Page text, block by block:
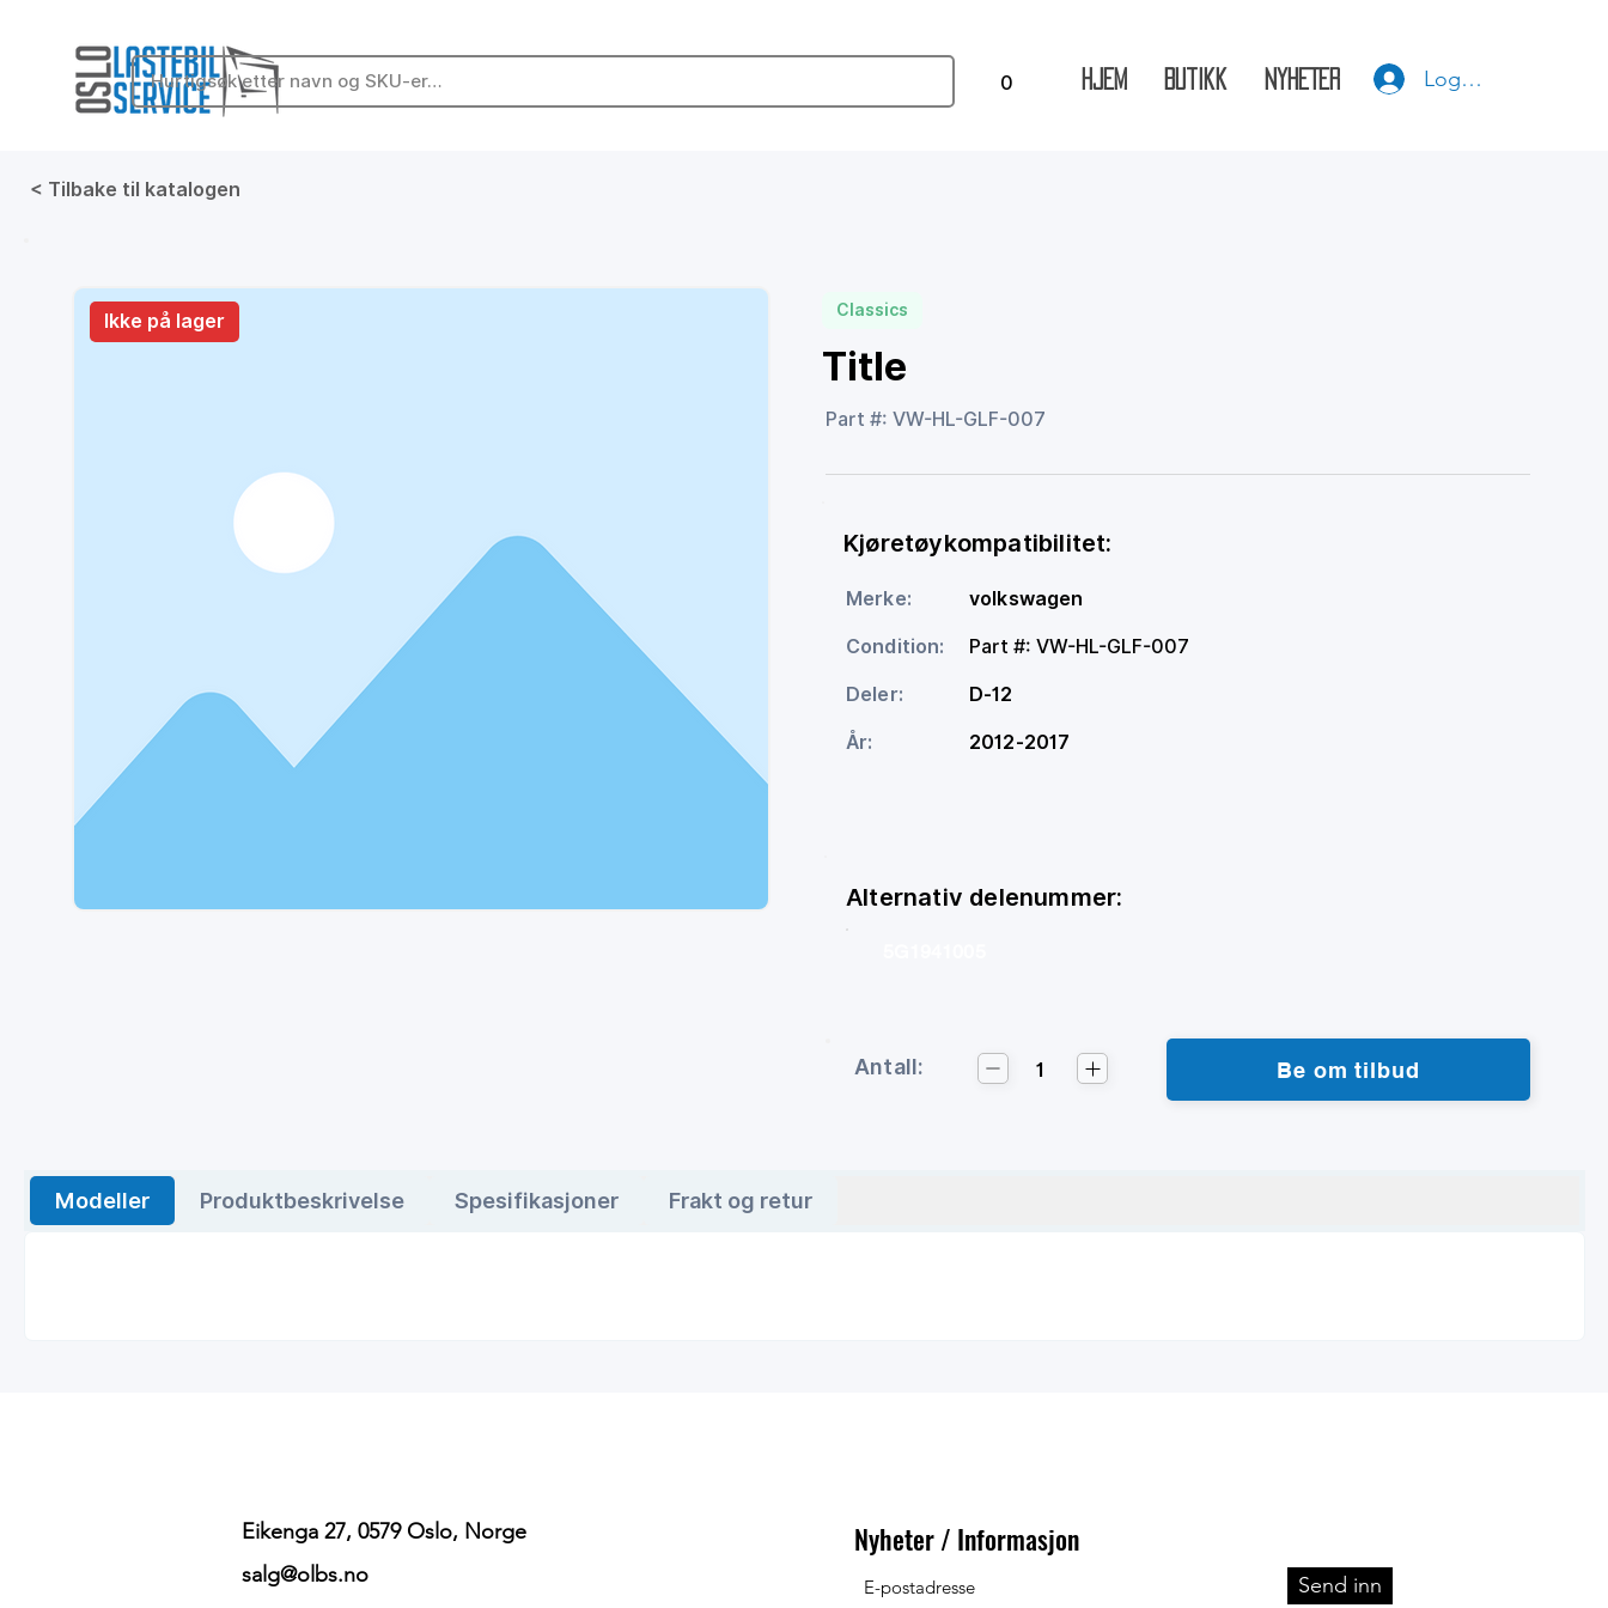
0 HJEM Butikk NYHETER Logg inn
< Tilbake til katalogen
På lager
Ikke på lager Classics
Title
Part #: VW-HL-GLF-007
Kjøretøykompatibilitet:
Merke: volkswagen
Condition: Part #: VW-HL-GLF-007
Deler:
År:
D-12
2012-2017
Alternativ delenummer:
Antall: 1 Be om tilbud
Modeller Produktbeskrivelse Spesifikasjoner Frakt og retur
salg@olbs.no
Eikenga 27, 0579 Oslo, Norge Nyheter / Informasjon
Send inn